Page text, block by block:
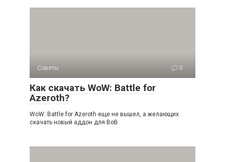
Советы 0
Как скачать WoW: Battle for
Azeroth?
WoW: Battle for Azeroth еще не вышел, а желающих
скачать новый аддон для ВоВ